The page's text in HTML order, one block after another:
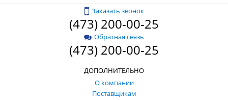
Заказать звонок
(473) 200-00-25
Обратная связь
(473) 200-00-25
ДОПОЛНИТЕЛЬНО
О компании
Поставщикам